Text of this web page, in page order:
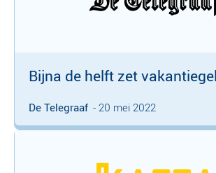
Bijna de helft zet
De Telegraaf - 20 mei 2022